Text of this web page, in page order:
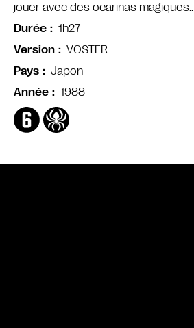
jouer avec des ocarinas magiques..
Durée
1h27
Version
VOSTFR
Pays
Japon
Année
1988